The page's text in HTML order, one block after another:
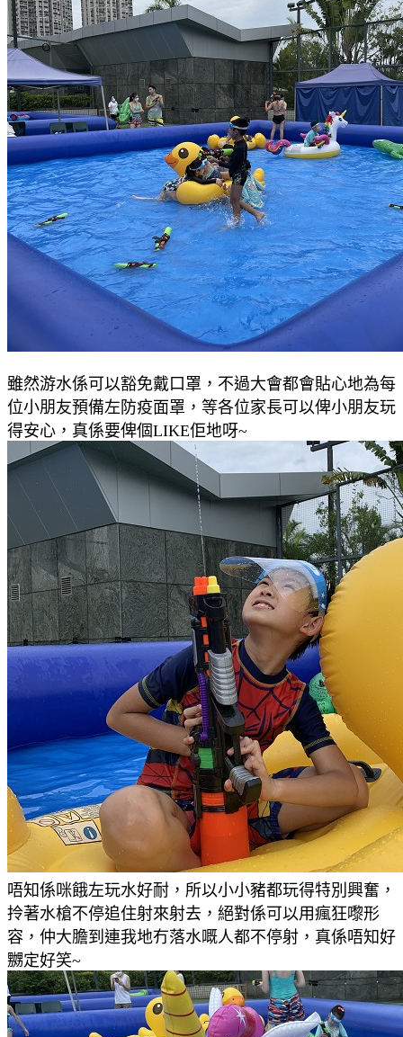
雖然游水係可以豁免戴口罩，不過大會都會貼心地為每
位小朋友預備左防疫面罩，等各位家長可以俾小朋友玩
得安心，真係要俾個LIKE佢地呀~
唔知係咪餓左玩水好耐，所以小小豬都玩得特別興奮，
拎著水槍不停追住射來射去 ，絕對係可以用瘋狂嚟形
容，仲大膽到連我地冇落水嘅人都不停射，真係唔知好
嬲定好笑~